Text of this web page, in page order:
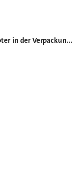
Palettierroboter in der Verpackungslogistik